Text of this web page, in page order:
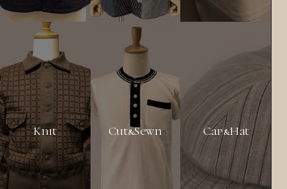
Knit Cut&Sewn Cap&Hat